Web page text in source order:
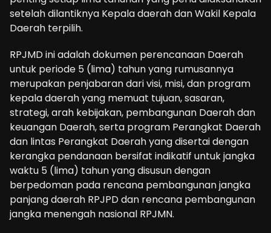
setelah dilantiknya Kepala daerah dan Wakil Kepala
Daerah terpilih.
RPJMD ini adalah dokumen perencanaan Daerah
untuk periode 5 (lima) tahun yang rumusannya
merupakan penjabaran dari visi, misi, dan program
kepala daerah yang memuat tujuan, sasaran,
strategi, arah kebijakan, pembangunan Daerah dan
keuangan Daerah, serta program Perangkat Daerah
dan lintas Perangkat Daerah yang disertai dengan
kerangka pendanaan bersifat indikatif untuk jangka
waktu 5 (lima) tahun yang disusun dengan
berpedoman pada rencana pembangunan jangka
panjang daerah RPJPD dan rencana pembangunan
jangka menengah nasional RPJMN.